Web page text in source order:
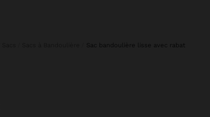
sac bandoulière lisse avec rabat